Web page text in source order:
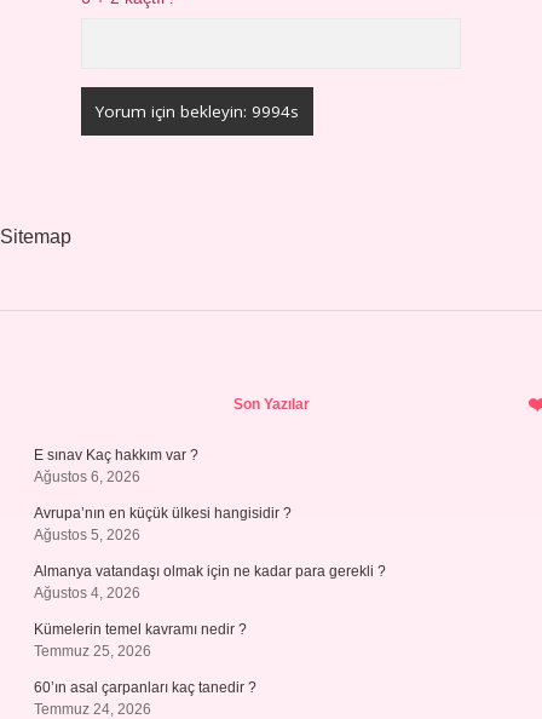
Sitemap
Son Yazılar
E sınav Kaç hakkım var ?
Ağustos 6, 2026
Avrupa’nın en küçük ülkesi hangisidir ?
Ağustos 5, 2026
Almanya vatandaşı olmak için ne kadar para gerekli ?
Ağustos 4, 2026
Kümelerin temel kavramı nedir ?
Temmuz 25, 2026
60’ın asal çarpanları kaç tanedir ?
Temmuz 24, 2026